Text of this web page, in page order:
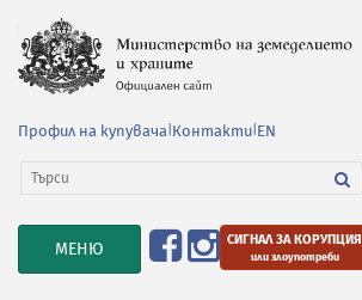
Профил на купувача Контакти EN
TOGGLE
NAVIGATION
МЕНЮ СИГНАЛ ЗА КОРУПЦИЯ
или злоупотреби